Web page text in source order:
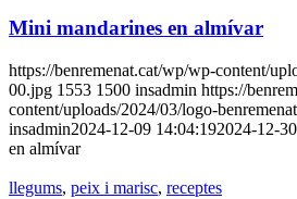
Mini mandarines en almívar
https://benremenat.cat/wp/wp-content/
00.jpg 1553 1500 insadmin https://
content/uploads/2024/03/logo-
insadmin2024-12-09 14:04:192024-12-
en almívar
llegums, peix i marisc, receptes